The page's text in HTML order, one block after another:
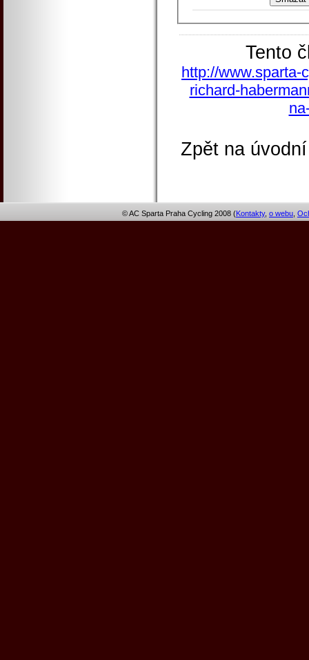
Tento
http://www.sparta-
richard-
Zpět na
© AC Sparta Praha Cycling 2008 (Kontakty, o webu